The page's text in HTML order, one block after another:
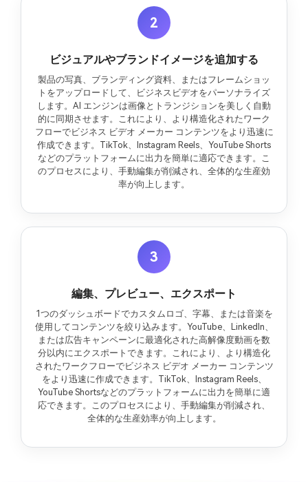
2
ビジュアルやブランドイメージを追加する
製品の写真、ブランディング資料、またはフレームショッ
トをアップロードして、ビジネスビデオをパーソナライズ
します。AI エンジンは画像とトランジションを美しく自動
的に同期させます。これにより、より構造化されたワーク
フローでビジネス ビデオ メーカー コンテンツをより迅速に
作成できます。TikTok、Instagram Reels、YouTube Shorts
などのプラットフォームに出力を簡単に適応できます。こ
のプロセスにより、手動編集が削減され、全体的な生産効
率が向上します。
3
編集、プレビュー、エクスポート
1つのダッシュボードでカスタムロゴ、字幕、または音楽を
使用してコンテンツを絞り込みます。YouTube、LinkedIn、
または広告キャンペーンに最適化された高解像度動画を数
分以内にエクスポートできます。これにより、より構造化
されたワークフローでビジネス ビデオ メーカー コンテンツ
をより迅速に作成できます。TikTok、Instagram Reels、
YouTube Shortsなどのプラットフォームに出力を簡単に適
応できます。このプロセスにより、手動編集が削減され、
全体的な生産効率が向上します。